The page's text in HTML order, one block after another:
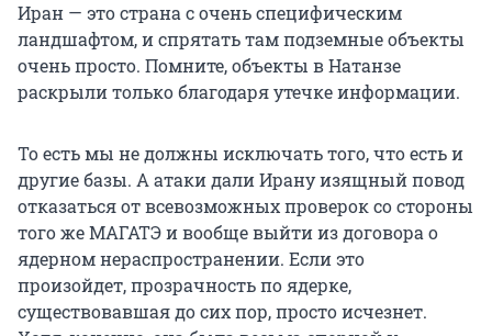
Иран — это страна с очень специфическим
ландшафтом, и спрятать там подземные объекты
очень просто. Помните, объекты в Натанзе
раскрыли только благодаря утечке информации.
То есть мы не должны исключать того, что есть и
другие базы. А атаки дали Ирану изящный повод
отказаться от всевозможных проверок со стороны
того же МАГАТЭ и вообще выйти из договора о
ядерном нераспространении. Если это
произойдет, прозрачность по ядерке,
существовавшая до сих пор, просто исчезнет.